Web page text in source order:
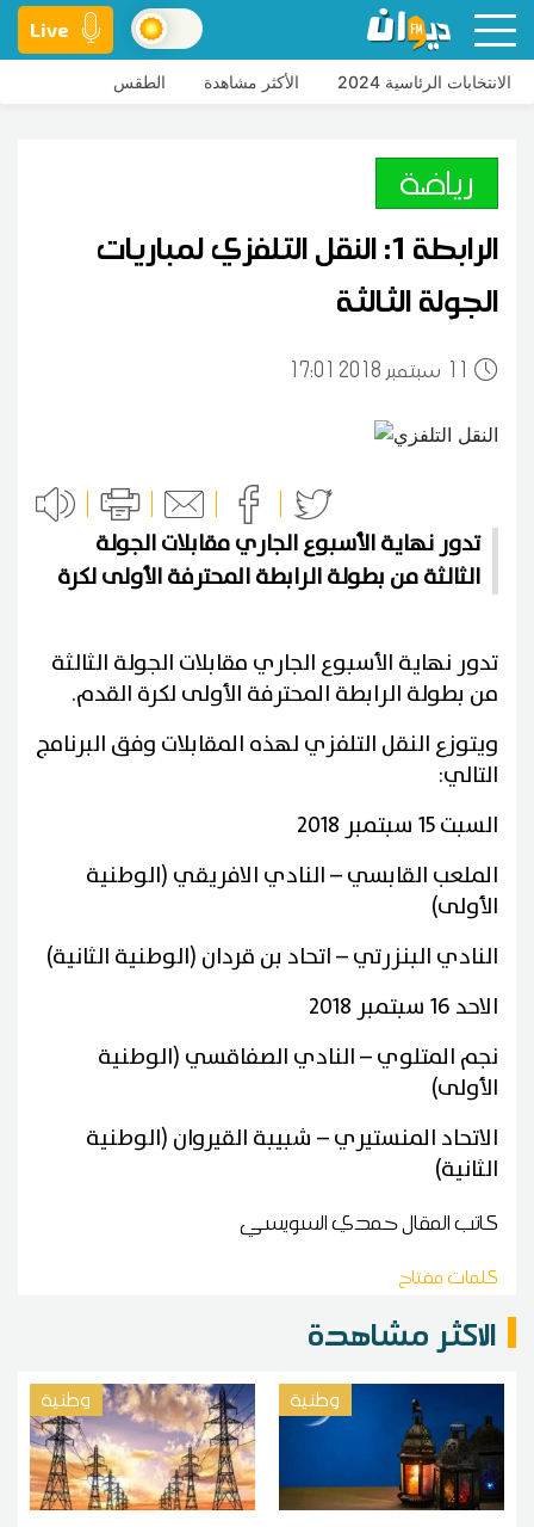
Live
الانتخابات الرئاسية 2024 الأكثر مشاهدة الطقس
رياضة
الرابطة 1: النقل التلفزي لمباريات
الجولة الثالثة
11 17:01 2018 سبتمبر
تدور نهاية الأسبوع الجاري مقابلات الجولة
الثالثة من بطولة الرابطة المحترفة الأولى لكرة
تدور نهاية الأسبوع الجاري مقابلات الجولة الثالثة
من بطولة الرابطة المحترفة الأولى لكرة القدم.
ويتوزع النقل التلفزي لهذه المقابلات وفق البرنامج
التالي:
السبت 15 سبتمبر 2018
الملعب القابسي – النادي الافريقي (الوطنية
الأولى)
النادي البنزرتي – اتحاد بن قردان (الوطنية الثانية)
الاحد 16 سبتمبر 2018
نجم المتلوي – النادي الصفاقسي (الوطنية
الأولى)
الاتحاد المنستيري – شبيبة القيروان (الوطنية
الثانية)
كاتب المقالحمدي السويسي
كلمات مفتاح
الاكثر مشاهدة
وطنية وطنية